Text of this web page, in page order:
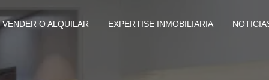
VENDER O ALQUILAR EXPERTISE INMOBILIARIA